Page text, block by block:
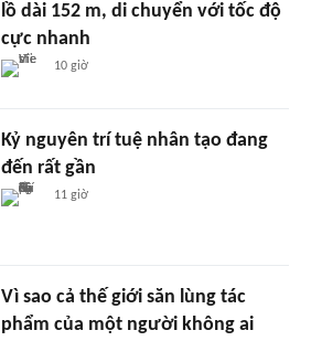
lồ dài 152 m, di chuyển với tốc độ
cực nhanh
10 giờ
Kỷ nguyên trí tuệ nhân tạo đang
đến rất gần
11 giờ
Vì sao cả thế giới săn lùng tác
phẩm của một người không ai